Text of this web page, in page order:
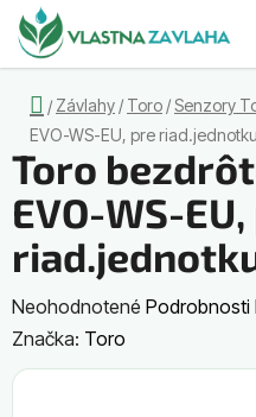
Prejsť
na
obsah
Domov
/ Závlahy / Toro /Senzory
EVO-WS-EU, pre
Toro
EVO-WS-
Priemerné
hodnotenie
produktu
Neohodnotené Podrobnosti
Značka: Toro